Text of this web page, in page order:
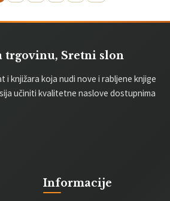
trgovinu, Sretni slon
i knjižara koja nudi nove i rabljene knjige
učiniti kvalitetne naslove dostupnima
Informacije